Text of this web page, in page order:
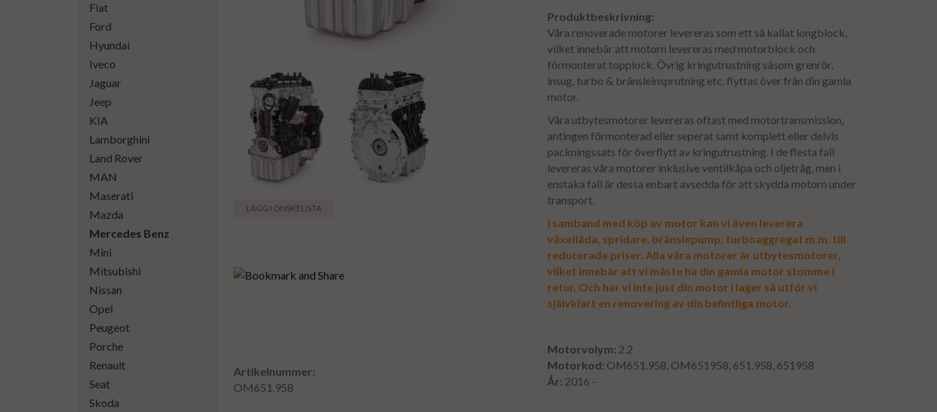
Fiat
Ford
Hyundai
Iveco
Jaguar
Jeep
KIA
Lamborghini
Land Rover
MAN
Maserati
Mazda
Mercedes Benz
Mini
Mitsubishi
Nissan
Opel
Peugeot
Porche
Renault
Seat
Skoda
LÄGG I ÖNSKELISTA
Artikelnummer:
OM651.958
Produktbeskrivning:
Våra renoverade motorer levereras som ett så kallat longblock,
vilket innebär att motorn levereras med motorblock och
förmonterat topplock. Övrig kringutrustning såsom grenrör,
insug, turbo & bränsleinsprutning etc. flyttas över från din gamla
motor.
Våra utbytesmotorer levereras oftast med motortransmission,
antingen förmonterad eller seperat samt komplett eller delvis
packningssats för överflytt av kringutrustning. I de flesta fall
levereras våra motorer inklusive ventilkåpa och oljetråg, men i
enstaka fall är dessa enbart avsedda för att skydda motorn under
transport.
I samband med köp av motor kan vi även leverera
växellåda, spridare, bränslepump, turboaggregat m.m. till
reducerade priser. Alla våra motorer är utbytesmotorer,
vilket innebär att vi måste ha din gamla motor stomme i
retur. Och har vi inte just din motor i lager så utför vi
självklart en renovering av din befintliga motor.
Motorvolym: 2.2
Motorkod: OM651.958, OM651958, 651.958, 651958
År: 2016 -